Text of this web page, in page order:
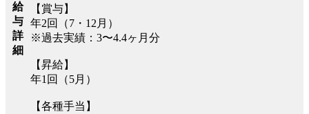
給
与
詳
細
【賞与】
年2回（7・12月）
※過去実績：3〜4.4ヶ月分
【昇給】
年1回（5月）
【各種手当】